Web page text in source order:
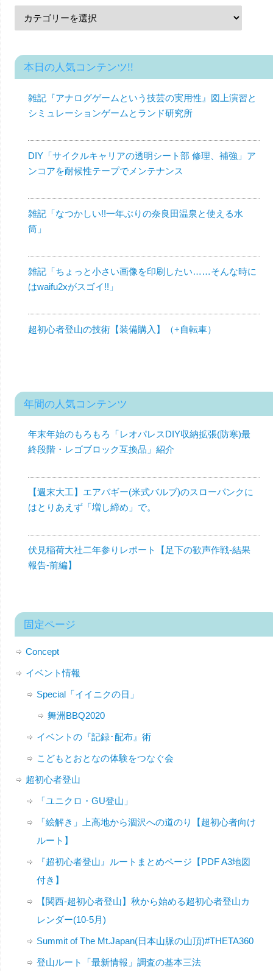
本日の人気コンテンツ!!
雑記『アナログゲームという技芸の実用性』図上演習と
シミュレーションゲームとランド研究所
DIY「サイクルキャリアの透明シート部 修理、補強」ア
ンコアを耐候性テープでメンテナンス
雑記「なつかしい!!一年ぶりの奈良田温泉と使える水
筒」
雑記「ちょっと小さい画像を印刷したい……そんな時に
はwaifu2xがスゴイ!!」
超初心者登山の技術【装備購入】（+自転車）
年間の人気コンテンツ
年末年始のもろもろ「レオパレスDIY収納拡張(防寒)最
終段階・レゴブロック互換品」紹介
【週末大工】エアバギー(米式バルブ)のスローパンクに
はとりあえず「増し締め」で。
伏見稲荷大社二年参りレポート【足下の歓声作戦-結果
報告-前編】
固定ページ
Concept
イベント情報
Special「イイニクの日」
舞洲BBQ2020
イベントの『記録･配布』術
こどもとおとなの体験をつなぐ会
超初心者登山
「ユニクロ・GU登山」
「絵解き」上高地から涸沢への道のり【超初心者向け
ルート】
『超初心者登山』ルートまとめページ【PDF A3地図
付き】
【関西-超初心者登山】秋から始める超初心者登山カ
レンダー(10-5月)
Summit of The Mt.Japan(日本山脈の山頂)#THETA360
登山ルート「最新情報」調査の基本三法